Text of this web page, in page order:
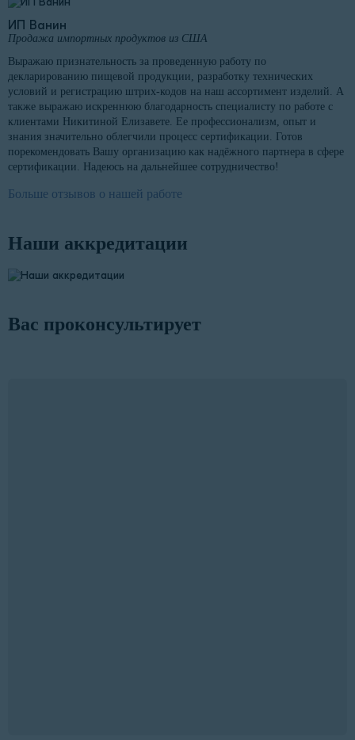
ИП Ванин
Продажа импортных продуктов из США
Выражаю признательность за проведенную работу по
декларированию пищевой продукции, разработку технических
условий и регистрацию штрих-кодов на наш ассортимент изделий. А
также выражаю искреннюю благодарность специалисту по работе с
клиентами Никитиной Елизавете. Ее профессионализм, опыт и
знания значительно облегчили процесс сертификации. Готов
порекомендовать Вашу организацию как надёжного партнера в сфере
сертификации. Надеюсь на дальнейшее сотрудничество!
Больше отзывов о нашей работе
Наши аккредитации
Вас проконсультирует